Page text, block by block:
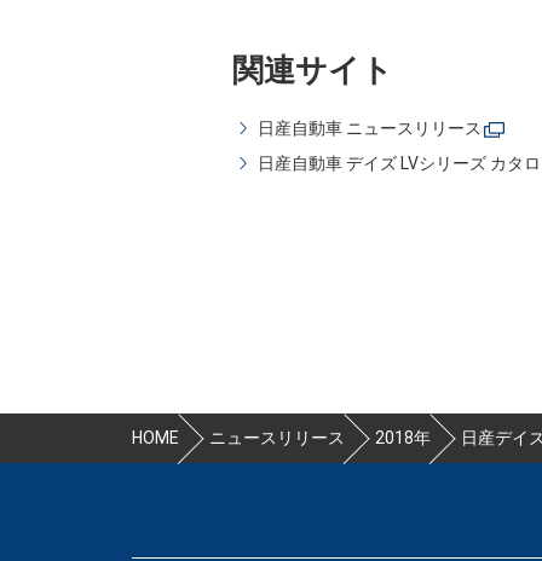
関連サイト
日産自動車 ニュースリリース
日産自動車 デイズ LVシリーズ カタ
HOME ニュースリリース 2018年 日産デイ